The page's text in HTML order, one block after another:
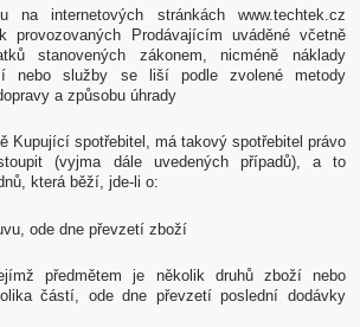
na internetových stránkách www.techtek.cz
provozovaných Prodávajícím uváděné včetně
stanovených zákonem, nicméně náklady
nebo služby se liší podle zvolené metody
a způsobu úhrady
Kupující spotřebitel, má takový spotřebitel právo
(vyjma dále uvedených případů), a to
která běží, jde-li o:
ode dne převzetí zboží
předmětem je několik druhů zboží nebo
částí, ode dne převzetí poslední dodávky